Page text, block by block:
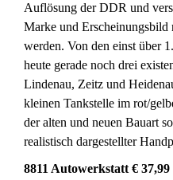
Auflösung der DDR und
Marke und Erscheinungsbild
werden. Von den einst über
heute gerade noch drei
Lindenau, Zeitz und
kleinen Tankstelle im rot/
der alten und neuen Bauart
realistisch dargestellter
8811 Autowerkstatt € 37,99